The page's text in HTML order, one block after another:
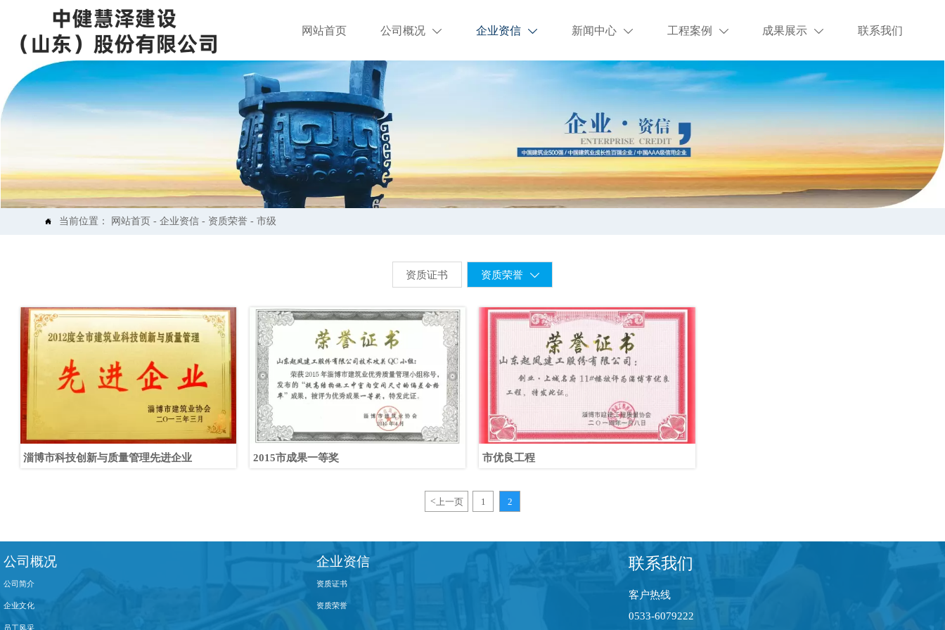
网站首页 公司概况  企业资信  新闻中心  工程案例  成果展示  联系我们
 当前位置： 网站首页- 企业资信- 资质荣誉- 市级
资质证书 资质荣誉 
淄博市科技创新与质量管理先进企业 2015市成果一等奖 市优良工程
<上一页 1 2
公司概况
公司简介
企业文化
员工风采
企业资信
资质证书
资质荣誉
联系我们
客户热线
0533-6079222